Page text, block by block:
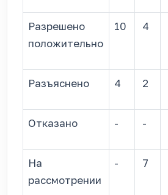
Разрешено
положительно
10 4
Разъяснено 4 2
Отказано - -
На
рассмотрении
- 7